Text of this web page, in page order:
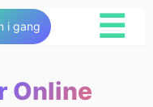
i gang ☰
Online